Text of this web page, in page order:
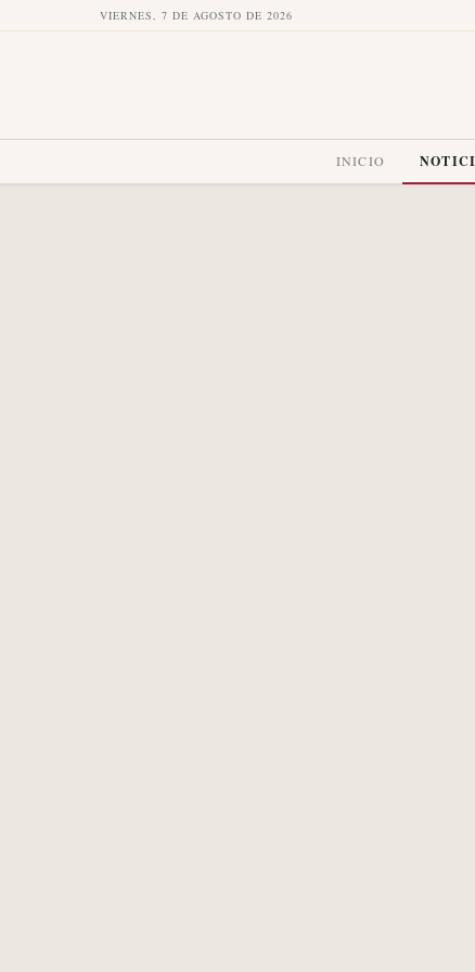
VIERNES, 7 DE AGOSTO DE 2026
INICIO